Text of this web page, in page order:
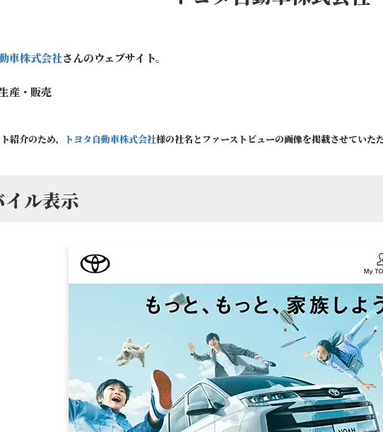
車株式会社さんのウェブサイト。
産・販売
紹介のため、 トヨタ自動車株式会社様の社名とファーストビューの画像を掲載させていた
イル表示